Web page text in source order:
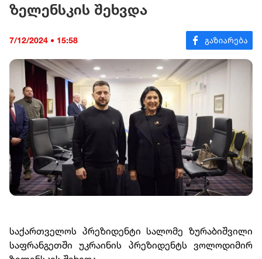
ზელენსკის შეხვდა
7/12/2024 • 15:58
საქართველოს პრეზიდენტი სალომე ზურაბიშვილი
საფრანგეთში უკრაინის პრეზიდენტს ვოლოდიმირ